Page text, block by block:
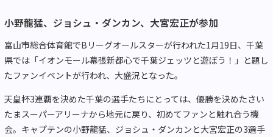
小野龍猛、ジョシュ・ダンカン、大宮宏正が参加
富山市総合体育館でBリーグオールスターが行われた1月19日、千葉
県では「イオンモール幕張新都心で千葉ジェッツと遊ぼう！」と題し
たファンイベントが行われ、大盛況となった。
天皇杯3連覇を決めた千葉の選手たちにとっては、優勝を決めたさい
たまスーパーアリーナから地元に戻り、初めてファンと触れ合う機
会。キャプテンの小野龍猛、ジョシュ・ダンカンと大宮宏正の3選手